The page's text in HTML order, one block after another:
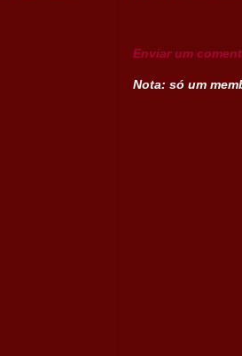
Enviar um
Nota: só um